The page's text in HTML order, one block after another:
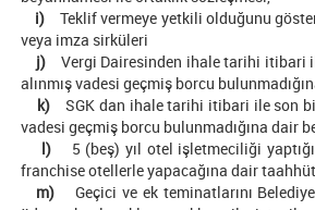
i)
Teklif vermeye yetkili olduğunu
veya imza sirküleri
j)Vergi Dairesinden ihale tarihi itibari
alınmış vadesi geçmiş borcu
k)
SGK dan ihale tarihi itibari ile son
vadesi geçmiş borcu bulunmadığına dair
l)
5 (beş) yıl otel işletmeciliği
franchise otellerle yapacağına dair
m)
Geçici ve ek teminatlarını